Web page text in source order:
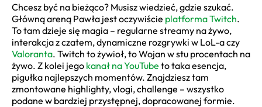
Chcesz być na bieżąco? Musisz wiedzieć, gdzie szukać.
Główną areną Pawła jest oczywiście platforma Twitch.
To tam dzieje się magia – regularne streamy na żywo,
interakcja z czatem, dynamiczne rozgrywki w LoL-a czy
Valoranta. Twitch to żywioł, to Wojan w stu procentach na
żywo. Z kolei jego kanał na YouTube to taka esencja,
pigułka najlepszych momentów. Znajdziesz tam
zmontowane highlighty, vlogi, challenge – wszystko
podane w bardziej przystępnej, dopracowanej formie.